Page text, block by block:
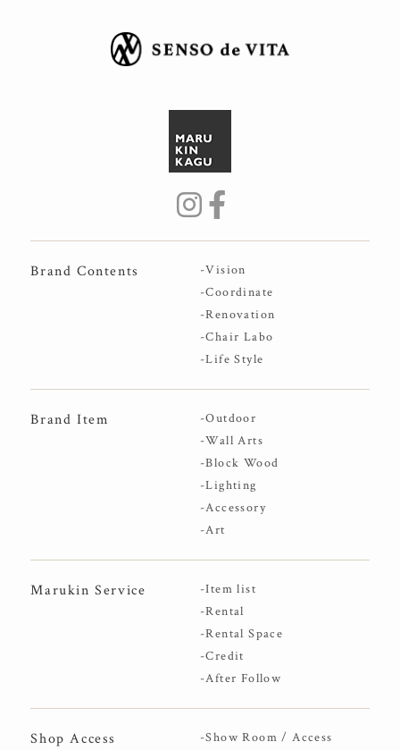
Brand Contents
-Vision
-Coordinate
-Renovation
-Chair Labo
-Life Style
Brand Item
-Outdoor
-Wall Arts
-Block Wood
-Lighting
-Accessory
-Art
Marukin Service
-Item list
-Rental
-Rental Space
-Credit
-After Follow
Shop Access
-Show Room / Access